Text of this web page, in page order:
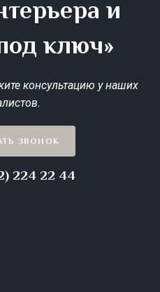
и
ключ»
консультацию у наших
ЗВОНОК
224 22 44